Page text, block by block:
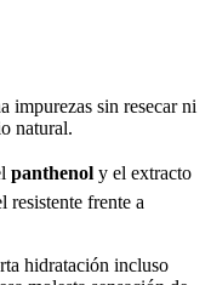
impurezas sin resecar ni
natural.
panthenol y el extracto
resistente frente a
hidratación incluso